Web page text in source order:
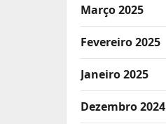
Março 2025
Fevereiro 2025
Janeiro 2025
Dezembro 2024